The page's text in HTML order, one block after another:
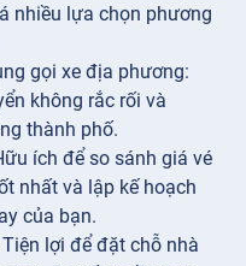
nhiều lựa chọn phương
gọi xe địa phương:
không rắc rối và
thành phố.
ích để so sánh giá vé
nhất và lập kế hoạch
của bạn.
Tiện lợi để đặt chỗ nhà